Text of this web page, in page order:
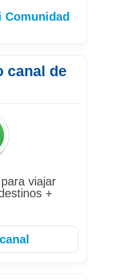
canal de
viajar
+